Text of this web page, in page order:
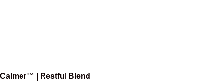
Calmer™ | Restful Blend